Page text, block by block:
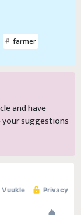
farmer
and have
your suggestions